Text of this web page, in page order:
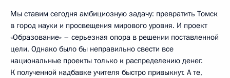
Мы ставим сегодня амбициозную задачу: превратить Томск
в город науки и просвещения мирового уровня. И проект
«Образование» – серьезная опора в решении поставленной
цели. Однако было бы неправильно свести все
национальные проекты только к распределению денег.
К полученной надбавке учителя быстро привыкнут. А те,